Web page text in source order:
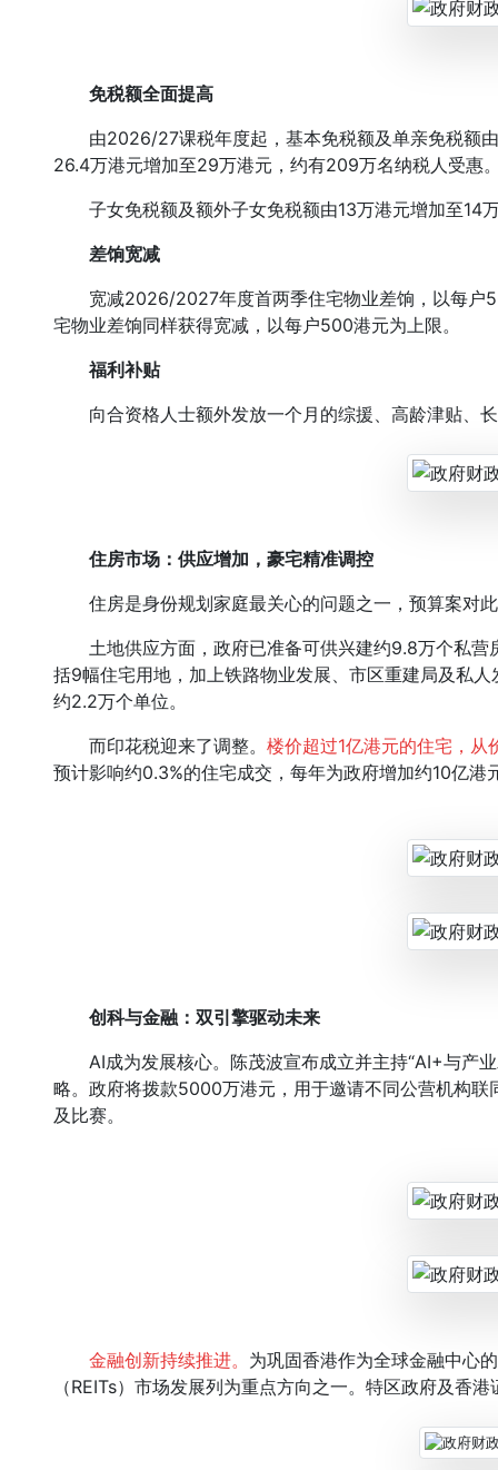
免税额全面提高
由2026/27课税年度起，基本免税额及单亲免税额由
26.4万港元增加至29万港元，约有209万名纳税人受惠
子女免税额及额外子女免税额由13万港元增加至14
差饷宽减
宽减2026/2027年度首两季住宅物业差饷，以每户
宅物业差饷同样获得宽减，以每户500港元为上限。
福利补贴
向合资格人士额外发放一个月的综援、高龄津贴、
住房市场：供应增加，豪宅精准调控
住房是身份规划家庭最关心的问题之一，预算案对
土地供应方面，政府已准备可供兴建约9.8万个私营
括9幅住宅用地，加上铁路物业发展、市区重建局及私
约2.2万个单位。
而印花税迎来了调整。 楼价超过1亿港元的住宅，
预计影响约0.3%的住宅成交，每年为政府增加约10亿港
创科与金融：双引擎驱动未来
AI成为发展核心。陈茂波宣布成立并主持“AI+与产业
略。政府将拨款5000万港元，用于邀请不同公营机构
及比赛。
金融创新持续推进。 为巩固香港作为全球金融中心
（REITs）市场发展列为重点方向之一。特区政府及香